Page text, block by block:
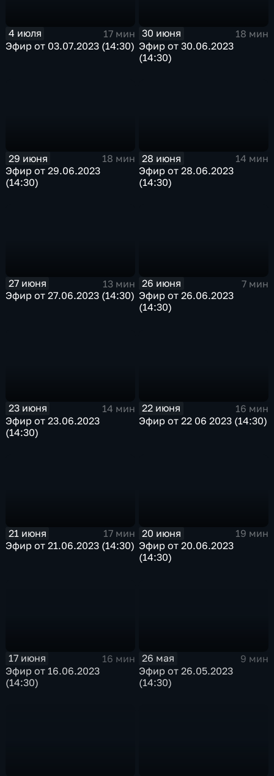
4 июля
17 мин
Эфир от 03.07.2023 (14:30)
30 июня
18 мин
Эфир от 30.06.2023
(14:30)
29 июня
18 мин
Эфир от 29.06.2023
(14:30)
28 июня
14 мин
Эфир от 28.06.2023
(14:30)
27 июня
13 мин
Эфир от 27.06.2023 (14:30)
26 июня
7 мин
Эфир от 26.06.2023
(14:30)
23 июня
14 мин
Эфир от 23.06.2023
(14:30)
22 июня
16 мин
Эфир от 22 06 2023 (14:30)
21 июня
17 мин
Эфир от 21.06.2023 (14:30)
20 июня
19 мин
Эфир от 20.06.2023
(14:30)
17 июня
16 мин
Эфир от 16.06.2023
(14:30)
26 мая
9 мин
Эфир от 26.05.2023
(14:30)